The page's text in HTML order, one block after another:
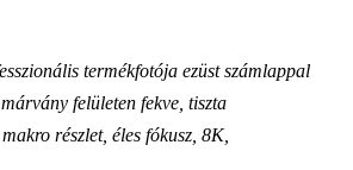
termékfotója ezüst számlappal
felületen fekve, tiszta
részlet, éles fókusz, 8K,